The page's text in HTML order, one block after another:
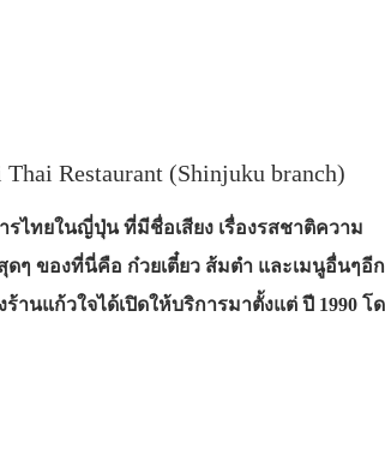
Restaurant (Shinjuku branch)
ไทยในญี่ปุ่น ที่มีชื่อเสียง เรื่องรสชาติความ
ดๆ ของที่นี่คือ ก๋วยเตี๋ยว ส้มตำ และเมนูอื่นๆอีก
นแก้วใจได้เปิดให้บริการมาตั้งแต่ ปี 1990 โ